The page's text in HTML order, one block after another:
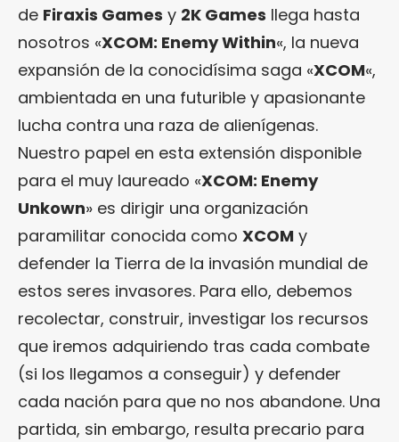
de Firaxis Games y 2K Games llega hasta
nosotros «XCOM: Enemy Within«, la nueva
expansión de la conocidísima saga «XCOM«,
ambientada en una futurible y apasionante
lucha contra una raza de alienígenas.
Nuestro papel en esta extensión disponible
para el muy laureado «XCOM: Enemy
Unkown» es dirigir una organización
paramilitar conocida como XCOM y
defender la Tierra de la invasión mundial de
estos seres invasores. Para ello, debemos
recolectar, construir, investigar los recursos
que iremos adquiriendo tras cada combate
(si los llegamos a conseguir) y defender
cada nación para que no nos abandone. Una
partida, sin embargo, resulta precario para